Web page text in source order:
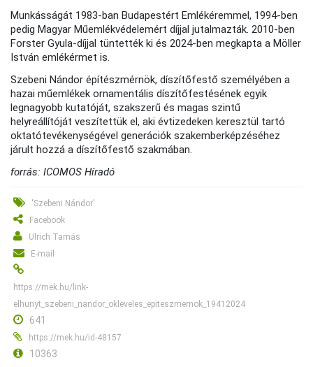
Munkásságát 1983-ban Budapestért Emlékéremmel, 1994-ben
pedig Magyar Műemlékvédelemért díjjal jutalmazták. 2010-ben
Forster Gyula-díjjal tüntették ki és 2024-ben megkapta a Möller
István emlékérmet is.
Szebeni Nándor építészmérnök, díszítőfestő személyében a
hazai műemlékek ornamentális díszítőfestésének egyik
legnagyobb kutatóját, szakszerű és magas szintű
helyreállítóját veszítettük el, aki évtizedeken keresztül tartó
oktatótevékenységével generációk szakemberképzéséhez
járult hozzá a díszítőfestő szakmában.
forrás: ICOMOS Híradó
'Szebeni Nándor'
Facebook
Ulrich Tamás
E-mail
https://mek.hu/link-
elhunyt_szebeni_nandor_okleveles_epiteszmernok_19412024
641
https://mek.hu/id-48157
10363